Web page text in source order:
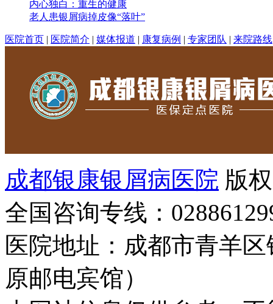
内心独白：重生的健康
老人患银屑病掉皮像“落叶”
医院首页 | 医院简介 | 媒体报道 | 康复病例 | 专家团队 | 来院路线
成都银康银屑病医院 版
全国咨询专线：
医院地址：成都市青羊
原邮电宾馆）